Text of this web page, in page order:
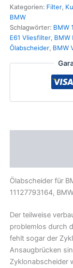
M57
Motoren,
Filzvlies,
11127793164,
BMW
E61,
X5
Kategorien: Filter,
BMW
Schlagwörter: BMW
E61 Vliesfilter, BMW
Ölabscheider, BMW
Ölabscheider für
11127793164,
Der teilweise
problemlos durch
fehlt sogar der
Ansaugbrücken
Zyklonabscheider